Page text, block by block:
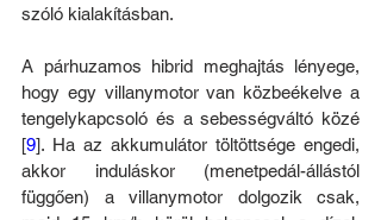
szóló kialakításban.
A párhuzamos hibrid meghajtás lényege,
hogy egy villanymotor van közbeékelve a
tengelykapcsoló és a sebességváltó közé
[9]. Ha az akkumulátor töltöttsége engedi,
akkor induláskor (menetpedál-állástól
függően) a villanymotor dolgozik csak,